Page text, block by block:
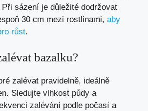
sázení je důležité dodržovat
30 cm mezi rostlinami, aby
růst.
bazalku?
zalévat pravidelně, ideálně
Sledujte vlhkost půdy a
zalévání podle počasí a